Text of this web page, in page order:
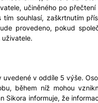
učiněného po
souhlasí, zaškrtnutím
provedeno, pokud
v oddíle 5 výše.
během níž mohou
informuje, že